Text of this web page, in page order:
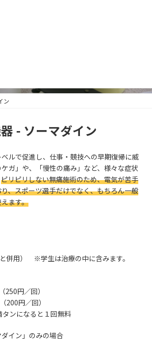
ン
- ソーマダイン
ルで促進し、仕事・競技への早期復帰に威
ガ」や、「慢性の痛み」など、様々な症状
ピリピリしない無痛施術のため、電気が苦手
、スポーツ選手だけでなく、もちろん一般
ます。
併用） ※学生は治療の中に含みます。
円／回）
円／回）
ンになると１回無料
イン」のみの場合